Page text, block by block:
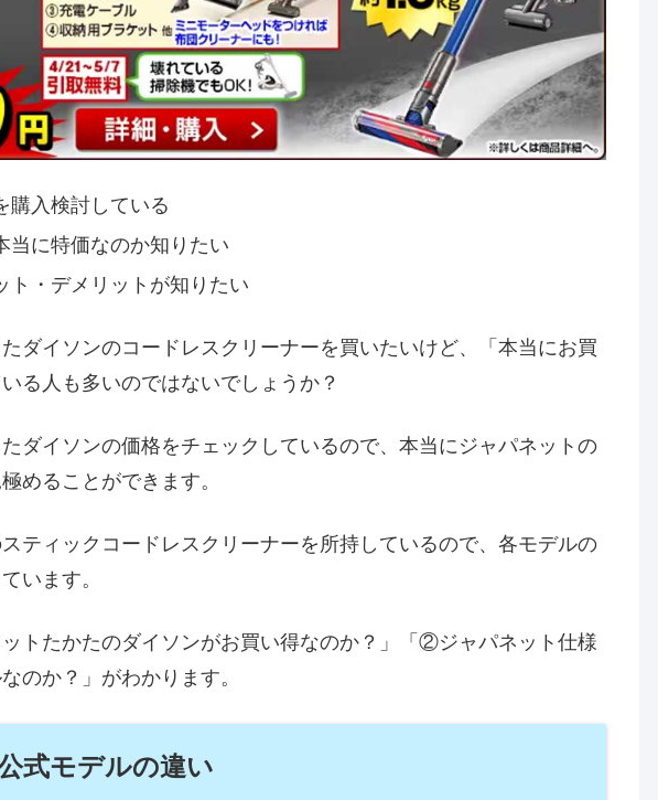
購入検討している
当に特価なのか知りたい
ト・デメリットが知りたい
ダイソンのコードレスクリーナーを買いたいけど、「本当にお買
る人も多いのではないでしょうか？
ダイソンの価格をチェックしているので、本当にジャパネットの
めることができます。
ティックコードレスクリーナーを所持しているので、各モデルの
います。
トたかたのダイソンがお買い得なのか？」「②ジャパネット仕様
のか？」がわかります。
式モデルの違い